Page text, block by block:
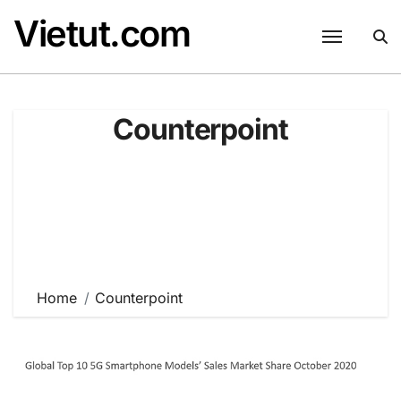
content
Vietut.com
Counterpoint
Home Counterpoint